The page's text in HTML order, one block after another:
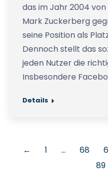
das im Jahr 2004 von
Mark Zuckerberg
seine Position als
Dennoch stellt das
jeden Nutzer die
Insbesondere
Details
← 1 … 68
89